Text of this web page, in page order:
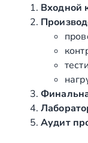
S
п
о
Входной
Аудит